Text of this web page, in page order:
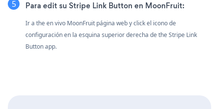
Para edit su Stripe Link Button en MoonFruit:
Ir a the en vivo MoonFruit página web y click el icono de
configuraciónen la esquina superior derecha de the Stripe Link
Button app.